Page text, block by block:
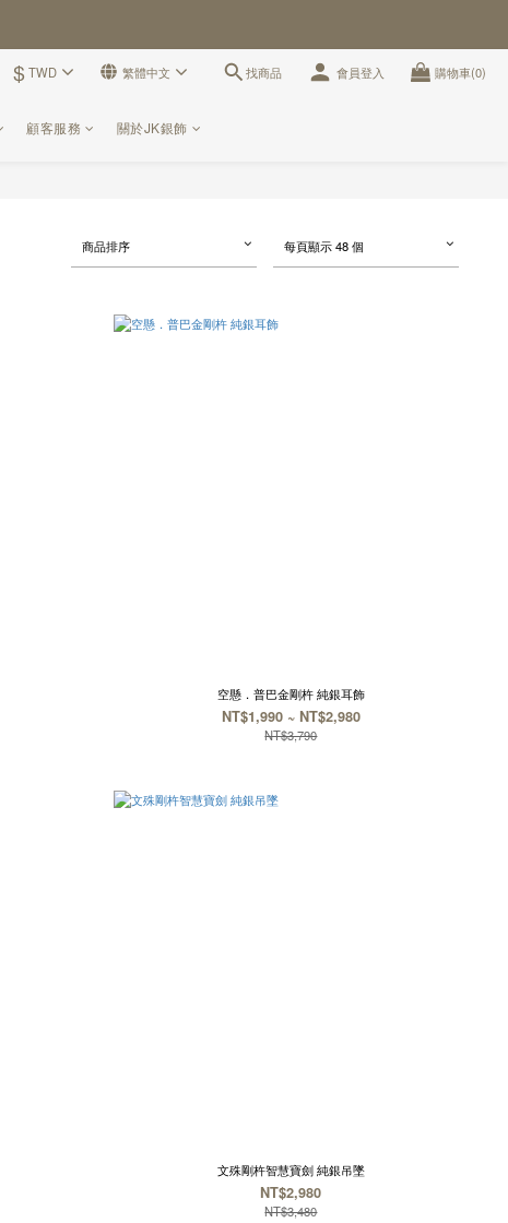
$ TWD 繁體中文 找商品 會員登入 購物車(0)
顧客服務 關於JK銀飾
商品排序 每頁顯示 48 個
空懸．普巴金剛杵 純銀耳飾
NT$1,990 ~ NT$2,980
NT$3,790
文殊剛杵智慧寶劍 純銀吊墜
NT$2,980
NT$3,480